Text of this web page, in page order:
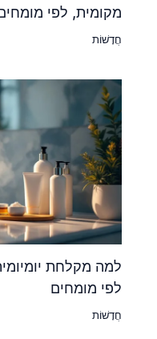
מקומית, לפי
חֲדָשׁוֹת
למה מקלחת
לפי מומחים
חֲדָשׁוֹת